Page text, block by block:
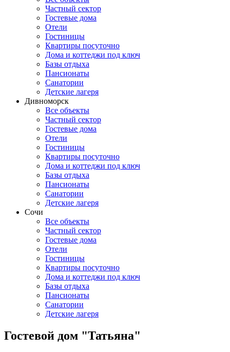
Частный сектор
Гостевые дома
Отели
Гостиницы
Квартиры посуточно
Дома и коттеджи под ключ
Базы отдыха
Пансионаты
Санатории
Детские лагеря
Дивноморск
Все объекты
Частный сектор
Гостевые дома
Отели
Гостиницы
Квартиры посуточно
Дома и коттеджи под ключ
Базы отдыха
Пансионаты
Санатории
Детские лагеря
Сочи
Все объекты
Частный сектор
Гостевые дома
Отели
Гостиницы
Квартиры посуточно
Дома и коттеджи под ключ
Базы отдыха
Пансионаты
Санатории
Детские лагеря
Гостевой дом "Татьяна"